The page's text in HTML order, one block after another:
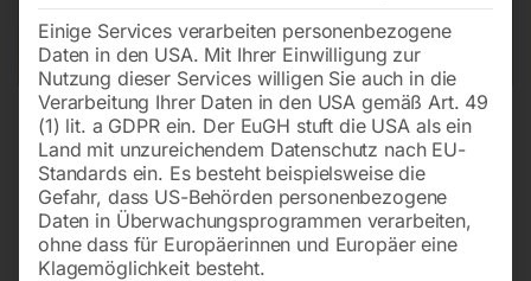
Zündspule 30500-Z5T-003
Einige Services verarbeiten personenbezogene
Daten in den USA. Mit Ihrer Einwilligung zur
Nutzung dieser Services willigen Sie auch in die
Verarbeitung Ihrer Daten in den USA gemäß Art. 49
(1) lit. a GDPR ein. Der EuGH stuft die USA als ein
Land mit unzureichendem Datenschutz nach EU-
Standards ein. Es besteht beispielsweise die
Gefahr, dass US-Behörden personenbezogene
Daten in Überwachungsprogrammen verarbeiten,
ohne dass für Europäerinnen und Europäer eine
Klagemöglichkeit besteht.